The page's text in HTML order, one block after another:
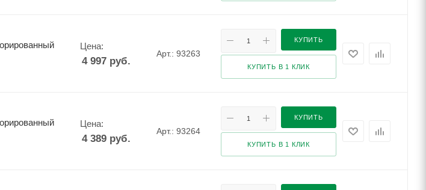
Цена:
4 997руб.
Арт.: 93263
КУПИТЬ
КУПИТЬ В 1 КЛИК
Цена:
4 389руб.
Арт.: 93264
КУПИТЬ
КУПИТЬ В 1 КЛИК